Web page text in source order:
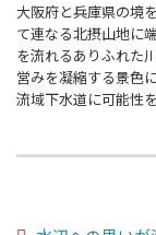
大阪府と兵庫県の境
て連なる北摂山地に
を流れるありふれた
営みを凝縮する景色
流域下水道に可能性